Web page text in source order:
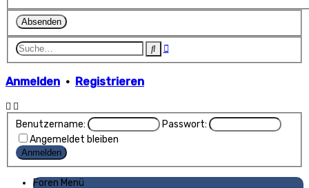
SucheErweiterte
Anmelden • Registrieren
Benutzername:
Passwort:
Angemeldet bleiben
Foren Menü